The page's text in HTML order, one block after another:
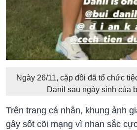
Ngày 26/11, cặp đôi đã tổ chức
Danil sau ngày sinh của
Trên trang cá nhân, khung ảnh
gây sốt cõi mạng vì nhan sắc